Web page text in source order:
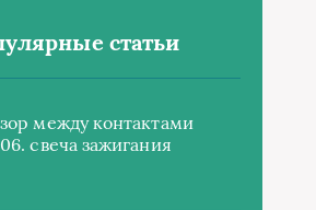
статьи
между контактами
свеча зажигания